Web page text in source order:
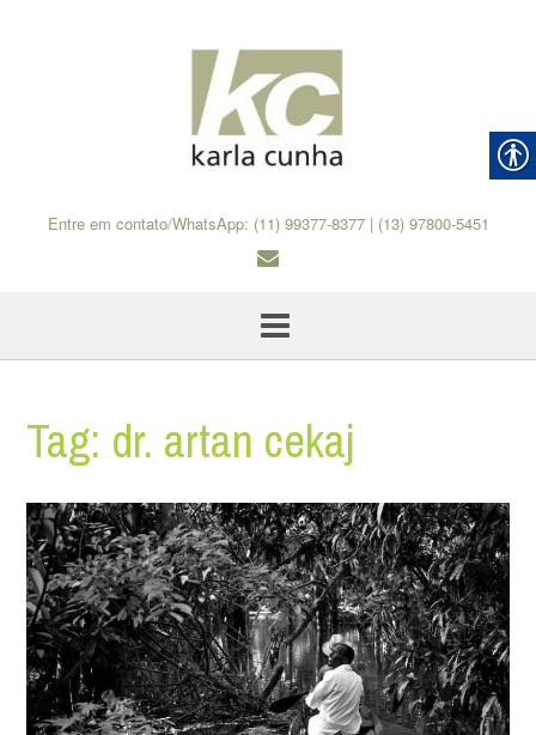
Entre em contato/WhatsApp: (11) 99377-8377 | (13) 97800-5451
Tag: dr. artan cekaj